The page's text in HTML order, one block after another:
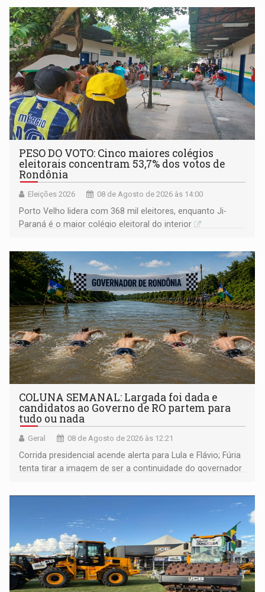
PESO DO VOTO: Cinco maiores colégios
eleitorais concentram 53,7% dos votos de
Rondônia
Eleições 2026 08 de Agosto de 2026 às 14:00
Porto Velho lidera com 368 mil eleitores, enquanto Ji-
Paraná é o maior colégio eleitoral do interior
COLUNA SEMANAL: Largada foi dada e
candidatos ao Governo de RO partem para
tudo ou nada
Geral 08 de Agosto de 2026 às 12:21
Corrida presidencial acende alerta para Lula e Flávio; Fúria
tenta tirar a imagem de ser a continuidade do governador
não ter entrado no modo eleição; ABAV faz evento em